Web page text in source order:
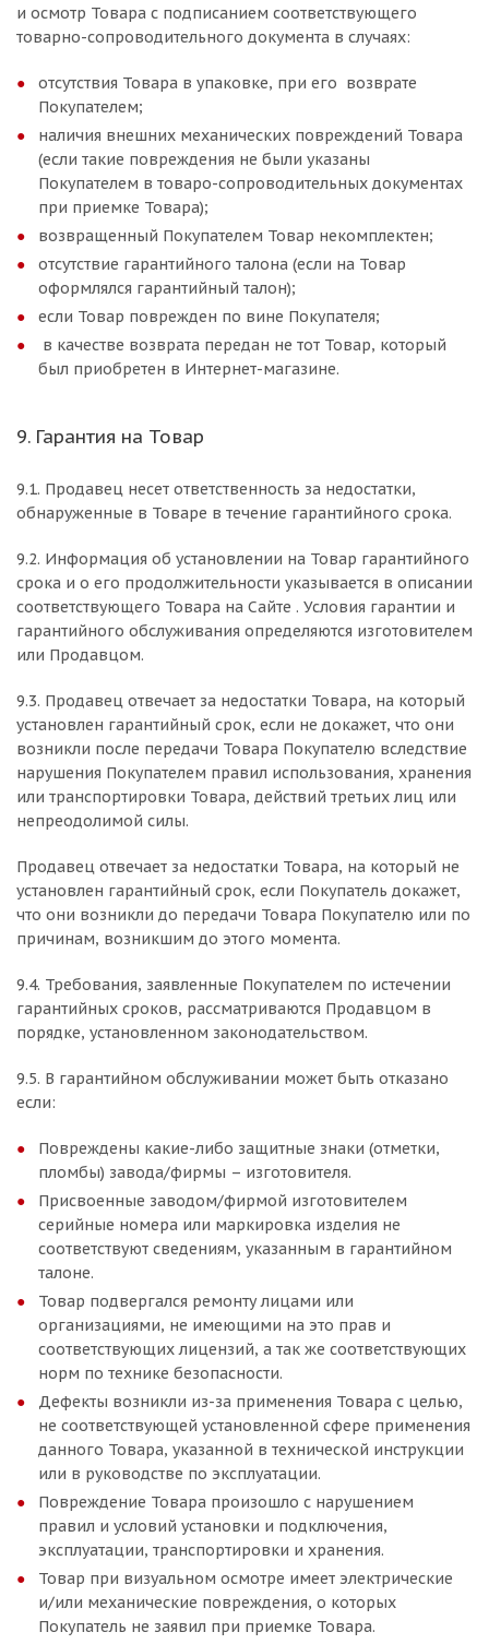
и осмотр Товара с подписанием соответствующего
товарно-сопроводительного документа в случаях:
отсутствия Товара в упаковке, при его возврате
Покупателем;
наличия внешних механических повреждений Товара
(если такие повреждения не были указаны
Покупателем в товаро-сопроводительных документах
при приемке Товара);
возвращенный Покупателем Товар некомплектен;
отсутствие гарантийного талона (если на Товар
оформлялся гарантийный талон);
если Товар поврежден по вине Покупателя;
в качестве возврата передан не тот Товар, который
был приобретен в Интернет-магазине.
9. Гарантия на Товар
9.1. Продавец несет ответственность за недостатки,
обнаруженные в Товаре в течение гарантийного срока.
9.2. Информация об установлении на Товар гарантийного
срока и о его продолжительности указывается в описании
соответствующего Товара на Сайте . Условия гарантии и
гарантийного обслуживания определяются изготовителем
или Продавцом.
9.3. Продавец отвечает за недостатки Товара, на который
установлен гарантийный срок, если не докажет, что они
возникли после передачи Товара Покупателю вследствие
нарушения Покупателем правил использования, хранения
или транспортировки Товара, действий третьих лиц или
непреодолимой силы.
Продавец отвечает за недостатки Товара, на который не
установлен гарантийный срок, если Покупатель докажет,
что они возникли до передачи Товара Покупателю или по
причинам, возникшим до этого момента.
9.4. Требования, заявленные Покупателем по истечении
гарантийных сроков, рассматриваются Продавцом в
порядке, установленном законодательством.
9.5. В гарантийном обслуживании может быть отказано
если:
Повреждены какие-либо защитные знаки (отметки,
пломбы) завода/фирмы – изготовителя.
Присвоенные заводом/фирмой изготовителем
серийные номера или маркировка изделия не
соответствуют сведениям, указанным в гарантийном
талоне.
Товар подвергался ремонту лицами или
организациями, не имеющими на это прав и
соответствующих лицензий, а так же соответствующих
норм по технике безопасности.
Дефекты возникли из-за применения Товара с целью,
не соответствующей установленной сфере применения
данного Товара, указанной в технической инструкции
или в руководстве по эксплуатации.
Повреждение Товара произошло с нарушением
правил и условий установки и подключения,
эксплуатации, транспортировки и хранения.
Товар при визуальном осмотре имеет электрические
и/или механические повреждения, о которых
Покупатель не заявил при приемке Товара.